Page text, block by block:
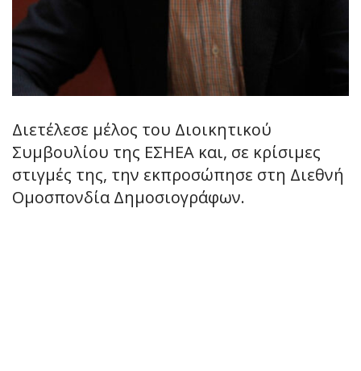
Διετέλεσε μέλος του Διοικητικού
Συμβουλίου της ΕΣΗΕΑ και, σε κρίσιμες
στιγμές της, την εκπροσώπησε στη Διεθνή
Ομοσπονδία Δημοσιογράφων.